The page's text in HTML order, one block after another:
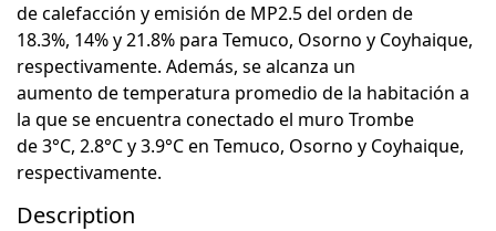
de calefacción y emisión de MP2.5 del orden de
18.3%, 14% y 21.8% para Temuco, Osorno y Coyhaique,
respectivamente. Además, se alcanza un
aumento de temperatura promedio de la habitación a
la que se encuentra conectado el muro Trombe
de 3°C, 2.8°C y 3.9°C en Temuco, Osorno y Coyhaique,
respectivamente.
Description